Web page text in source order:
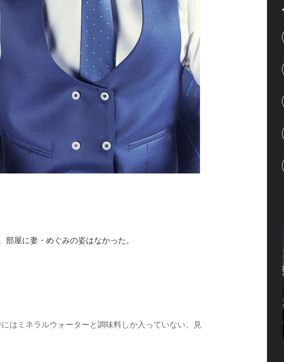
屋に妻・めぐみの姿はなかった。
はミネラルウォーターと調味料しか入っていない。見